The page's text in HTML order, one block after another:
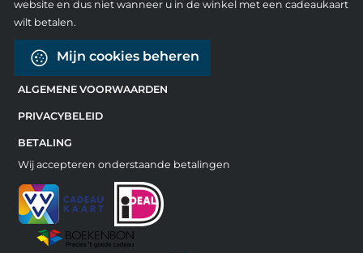
website en dus niet wanneer u in de winkel met een cadeaukaart
wilt betalen.
Mijn cookies beheren
ALGEMENE VOORWAARDEN
PRIVACYBELEID
BETALING
Wij accepteren onderstaande betalingen